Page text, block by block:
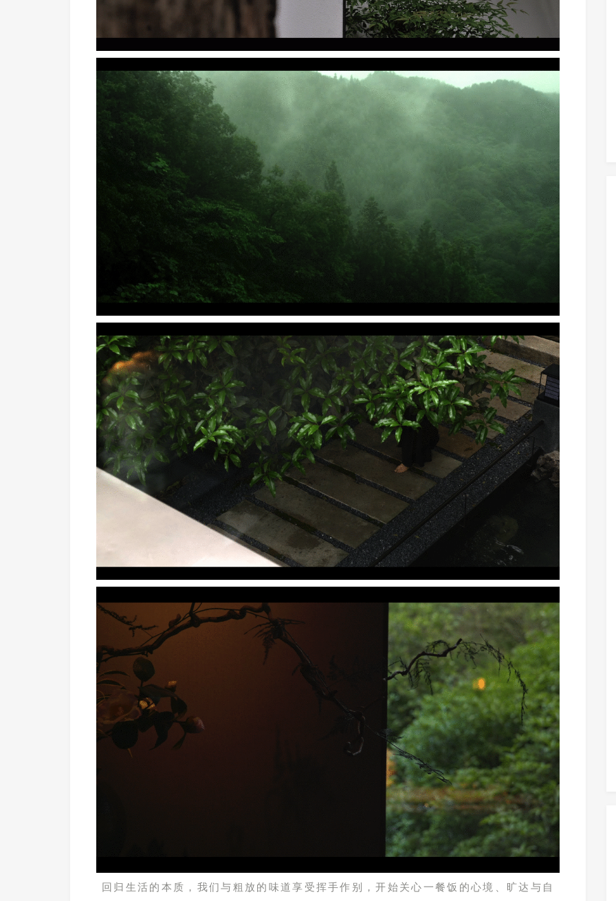
回归生活的本质，我们与粗放的味道享受挥手作别，开始关心一餐饭的心境、旷达与自